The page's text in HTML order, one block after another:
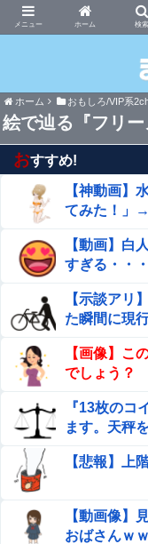
ホーム
まにゅそく
ホーム おもしろ/VIP系
絵で辿る『フリ
おすすめ!
【神動画】
てみた！」
【動画】白
すぎる・・・
【示談アリ
た瞬間に現
【画像】こ
でしょう？
『13枚のコ
ます。天秤
【悲報】上
【動画像】
おばさんｗ